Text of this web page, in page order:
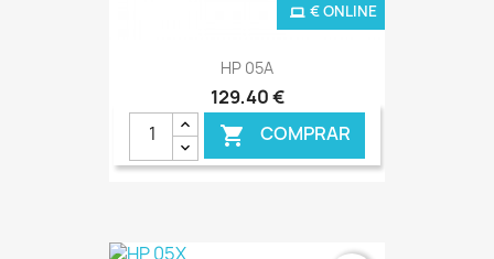
HP 05A
129,40 €
 COMPRAR
€ ONLINE